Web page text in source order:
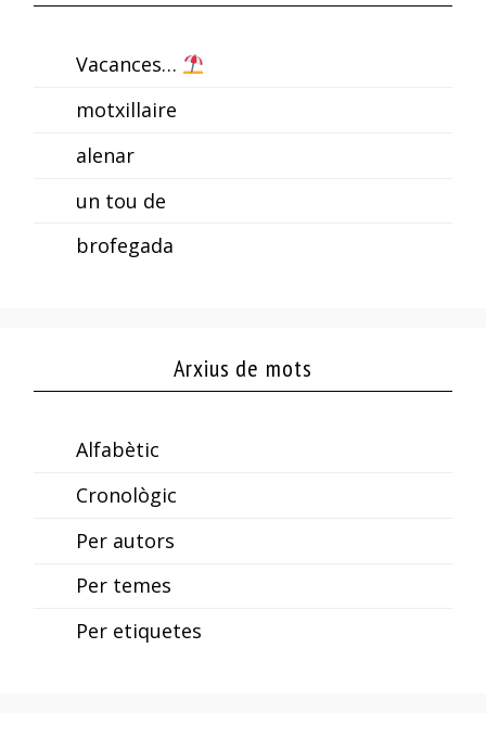
Vacances…
motxillaire
alenar
un tou de
brofegada
Arxius de mots
Alfabètic
Cronològic
Per autors
Per temes
Per etiquetes